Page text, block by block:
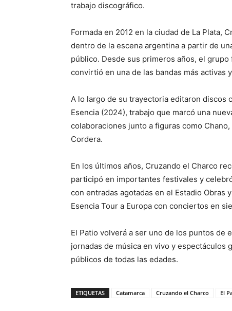
trabajo discográfico.
Formada en 2012 en la ciudad de La Plata,
dentro de la escena argentina a partir de
público. Desde sus primeros años, el
convirtió en una de las bandas más activas
A lo largo de su trayectoria editaron discos
Esencia (2024), trabajo que marcó una
colaboraciones junto a figuras como Chano,
Cordera.
En los últimos años, Cruzando el Charco
participó en importantes festivales y
con entradas agotadas en el Estadio Obras
Esencia Tour a Europa con conciertos en
El Patio volverá a ser uno de los puntos de
jornadas de música en vivo y
públicos de todas las edades.
ETIQUETAS Catamarca Cruzando el Charco El